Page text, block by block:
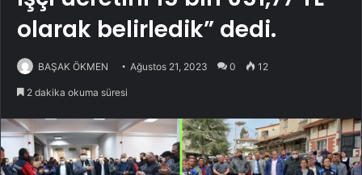
olarak belirledik” dedi.
BAŞAK ÖKMEN Ağustos 21, 2023 0 12
2 dakika okuma süresi